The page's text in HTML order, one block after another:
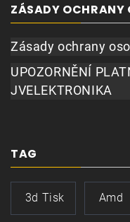
ZÁSADY
Zásady ochrany
UPOZORNĚNÍ
JVELEKTRONIKA
TAG
3d Tisk Amd